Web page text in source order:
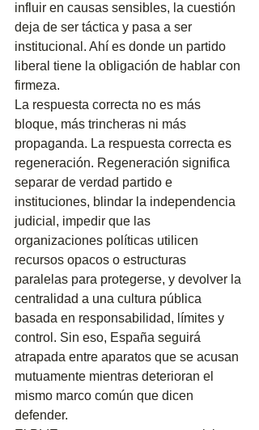
influir en causas sensibles, la cuestión
deja de ser táctica y pasa a ser
institucional. Ahí es donde un partido
liberal tiene la obligación de hablar con
firmeza.
La respuesta correcta no es más
bloque, más trincheras ni más
propaganda. La respuesta correcta es
regeneración. Regeneración significa
separar de verdad partido e
instituciones, blindar la independencia
judicial, impedir que las
organizaciones políticas utilicen
recursos opacos o estructuras
paralelas para protegerse, y devolver la
centralidad a una cultura pública
basada en responsabilidad, límites y
control. Sin eso, España seguirá
atrapada entre aparatos que se acusan
mutuamente mientras deterioran el
mismo marco común que dicen
defender.